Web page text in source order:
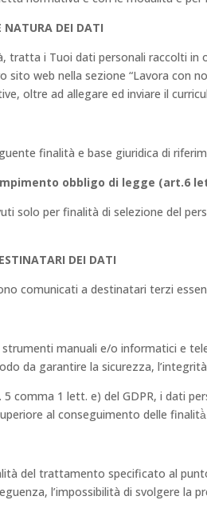
NATURA DEI DATI
tratta i Tuoi dati personali raccolti
sito web nella sezione “Lavora con
oltre ad allegare ed inviare il
finalità e base giuridica di
obbligo di legge (art.6
solo per finalità di selezione del
DEI DATI
comunicati a destinatari terzi
manuali e/o informatici e
da garantire la sicurezza,
comma 1 lett. e) del GDPR, i dati
al conseguimento delle
del trattamento specificato al
l’impossibilità di svolgere la